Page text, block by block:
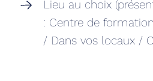
Lieu au choix
: Centre de
/ Dans vos locaux /